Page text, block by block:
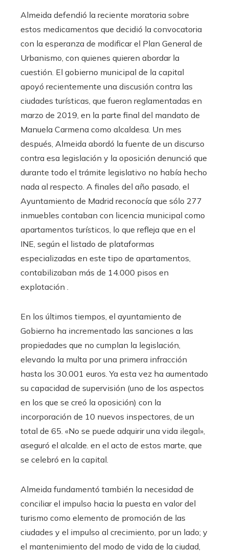
Almeida defendió la reciente moratoria sobre
estos medicamentos que decidió la convocatoria
con la esperanza de modificar el Plan General de
Urbanismo, con quienes quieren abordar la
cuestión. El gobierno municipal de la capital
apoyó recientemente una discusión contra las
ciudades turísticas, que fueron reglamentadas en
marzo de 2019, en la parte final del mandato de
Manuela Carmena como alcaldesa. Un mes
después, Almeida abordó la fuente de un discurso
contra esa legislación y la oposición denunció que
durante todo el trámite legislativo no había hecho
nada al respecto. A finales del año pasado, el
Ayuntamiento de Madrid reconocía que sólo 277
inmuebles contaban con licencia municipal como
apartamentos turísticos, lo que refleja que en el
INE, según el listado de plataformas
especializadas en este tipo de apartamentos,
contabilizaban más de 14.000 pisos en
explotación .
En los últimos tiempos, el ayuntamiento de
Gobierno ha incrementado las sanciones a las
propiedades que no cumplan la legislación,
elevando la multa por una primera infracción
hasta los 30.001 euros. Ya esta vez ha aumentado
su capacidad de supervisión (uno de los aspectos
en los que se creó la oposición) con la
incorporación de 10 nuevos inspectores, de un
total de 65. «No se puede adquirir una vida ilegal»,
aseguró el alcalde. en el acto de estos marte, que
se celebró en la capital.
Almeida fundamentó también la necesidad de
conciliar el impulso hacia la puesta en valor del
turismo como elemento de promoción de las
ciudades y el impulso al crecimiento, por un lado; y
el mantenimiento del modo de vida de la ciudad,